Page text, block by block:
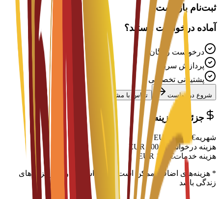
ثبت‌نام باز است
آماده درخواست هستید؟
درخواست رایگان
پردازش سریع
پشتیبانی تخصصی
شروع درخواست تماس با مشاور
جزئیات هزینه
شهریه€
7,000
هزینه درخواست €
300
EUR
هزینه خدمات€
150
* هزینه‌های اضافی ممکن است شامل اسکان، ویزا و هزینه‌های
زندگی باشد